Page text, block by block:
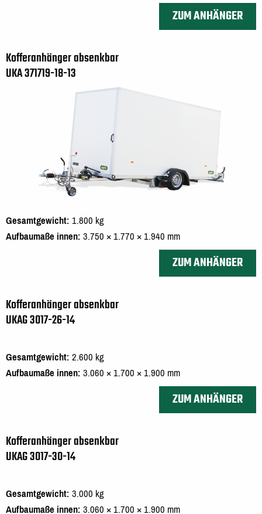
ZUM ANHÄNGER
Kofferanhänger absenkbar
UKA 371719-18-13
Gesamtgewicht 1.800 kg
Aufbaumaße innen 3.750 × 1.770 × 1.940 mm
ZUM ANHÄNGER
Kofferanhänger absenkbar
UKAG 3017-26-14
Gesamtgewicht 2.600 kg
Aufbaumaße innen 3.060 × 1.700 × 1.900 mm
ZUM ANHÄNGER
Kofferanhänger absenkbar
UKAG 3017-30-14
Gesamtgewicht 3.000 kg
Aufbaumaße innen 3.060 × 1.700 × 1.900 mm